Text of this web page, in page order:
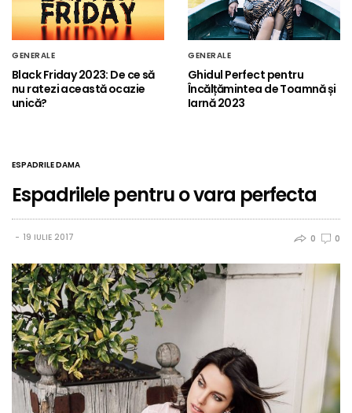
GENERALE
Black Friday 2023: De ce să
nu ratezi această ocazie
unică?
GENERALE
Ghidul Perfect pentru
Încălțămintea de Toamnă și
Iarnă 2023
ESPADRILE DAMA
Espadrilele pentru o vara perfecta
19 IULIE 2017 0 0